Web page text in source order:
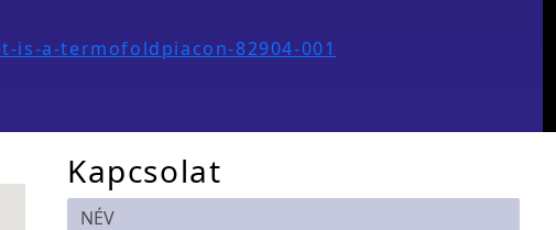
a-termofoldpiacon-82904-001
Kapcsolat